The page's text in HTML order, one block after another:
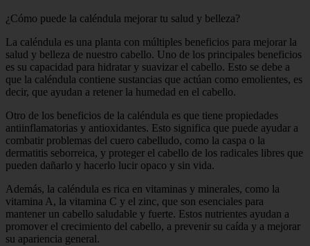
¿Cómo puede la caléndula mejorar tu salud y belleza?
La caléndula es una planta con múltiples beneficios para mejorar la
salud y belleza de nuestro cabello. Uno de los principales beneficios
es su capacidad para hidratar y suavizar el cabello. Esto se debe a
que la caléndula contiene sustancias que actúan como emolientes, es
decir, que ayudan a retener la humedad en el cabello.
Otro de los beneficios de la caléndula es que tiene propiedades
antiinflamatorias y antioxidantes. Esto significa que puede ayudar a
combatir problemas del cuero cabelludo, como la caspa o la
dermatitis seborreica, y proteger el cabello de los radicales libres que
pueden dañarlo y hacerlo lucir opaco y sin vida.
Además, la caléndula es rica en vitaminas y minerales, como la
vitamina A, la vitamina C y el zinc, que son esenciales para
mantener un cabello saludable y fuerte. Estos nutrientes ayudan a
promover el crecimiento del cabello, a prevenir su caída y a mejorar
su apariencia general.